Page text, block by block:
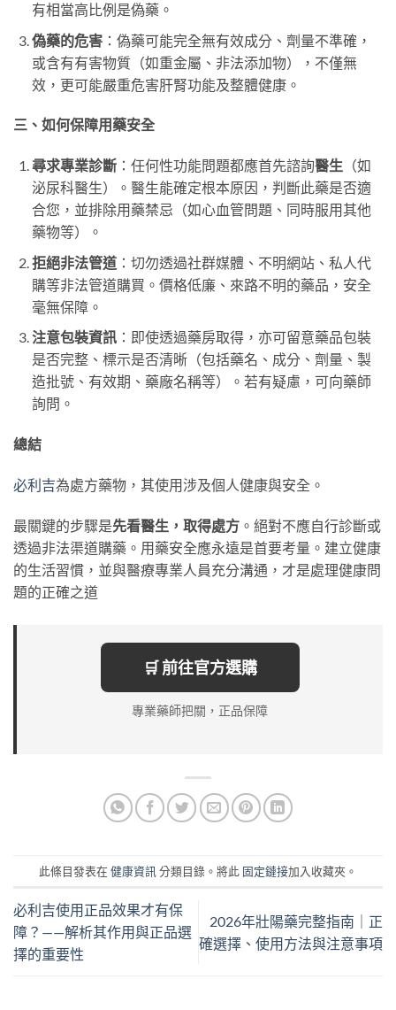
有相當高比例是偽藥。
偽藥的危害：偽藥可能完全無有效成分、劑量不準確，
或含有有害物質（如重金屬、非法添加物），不僅無
效，更可能嚴重危害肝腎功能及整體健康。
三、如何保障用藥安全
尋求專業診斷：任何性功能問題都應首先諮詢醫生 （如
泌尿科醫生）。醫生能確定根本原因，判斷此藥是否適
合您，並排除用藥禁忌（如心血管問題、同時服用其他
藥物等）。
拒絕非法管道：切勿透過社群媒體、不明網站、私人代
購等非法管道購買。價格低廉、來路不明的藥品，安全
毫無保障。
注意包裝資訊：即使透過藥房取得，亦可留意藥品包裝
是否完整、標示是否清晰（包括藥名、成分、劑量、製
造批號、有效期、藥廠名稱等）。若有疑慮，可向藥師
詢問。
總結
必利吉為處方藥物，其使用涉及個人健康與安全。
最關鍵的步驟是先看醫生，取得處方 。絕對不應自行診斷或
透過非法渠道購藥。用藥安全應永遠是首要考量。建立健康
的生活習慣，並與醫療專業人員充分溝通，才是處理健康問
題的正確之道
🛒 前往官方選購
專業藥師把關，正品保障
此條目發表在 健康資訊 分類目錄。將此 固定鏈接加入收藏夾。
必利吉使用正品效果才有保
障？——解析其作用與正品選
擇的重要性
2026年壯陽藥完整指南｜正
確選擇、使用方法與注意事項